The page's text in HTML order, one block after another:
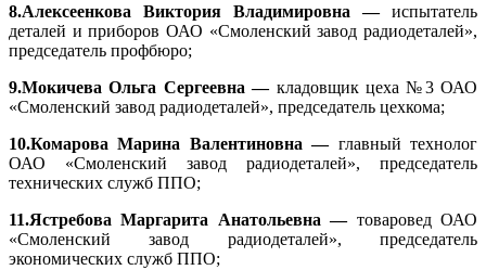
8.Алексеенкова Виктория Владимировна — испытатель
деталей и приборов ОАО «Смоленский завод радиодеталей»,
председатель профбюро;
9.Мокичева Ольга Сергеевна — кладовщик цеха №3 ОАО
«Смоленский завод радиодеталей», председатель цехкома;
10.Комарова Марина Валентиновна — главный технолог
ОАО «Смоленский завод радиодеталей», председатель
технических служб ППО;
11.Ястребова Маргарита Анатольевна — товаровед ОАО
«Смоленский завод радиодеталей», председатель
экономических служб ППО;